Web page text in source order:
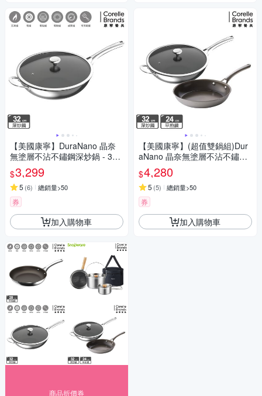
【美國康寧】DuraNano 晶奈
無塗層不沾不鏽鋼深炒鍋 - 32c
m
$3,299
5 (6) 總銷量>50
券
加入購物車
商品折價券
【美國康寧】(超值雙鍋組)Dur
aNano 晶奈無塗層不沾不鏽鋼
深炒鍋 32cm+平煎鍋24cm
$4,280
5 (5) 總銷量>50
券
加入購物車